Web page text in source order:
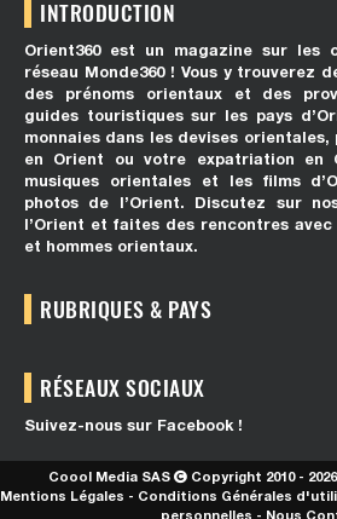
INTRODUCTION
Orient360 est un magazine sur les
réseau Monde360 ! Vous y trouverez
des prénoms orientaux et des
guides touristiques sur les pays
monnaies dans les devises
en Orient ou votre expatriation en
musiques orientales et les films
photos de l’Orient. Discutez sur
l’Orient et faites des rencontres
et hommes orientaux.
RUBRIQUES & PAYS
RÉSEAUX SOCIAUX
Suivez-nous sur Facebook !
Coool Media SAS
Copyright 2010 -
Mentions Légales - Conditions Générales
personnelles - Nous